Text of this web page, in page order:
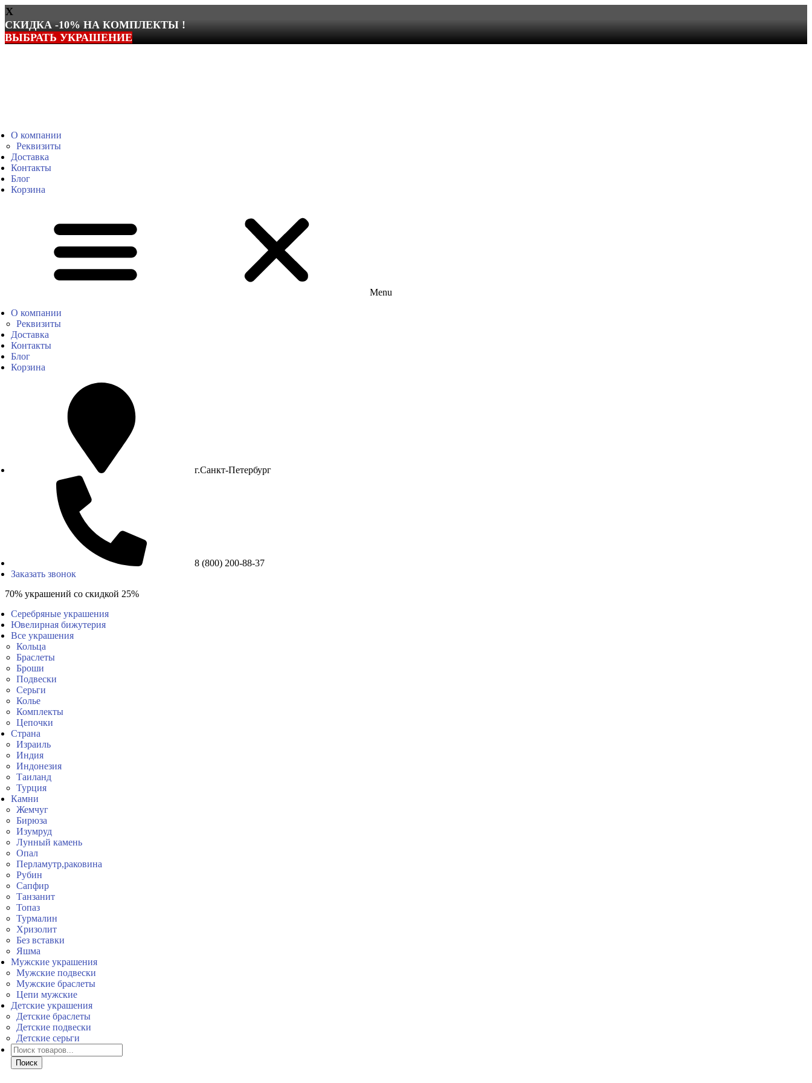
X
СКИДКА -10% НА КОМПЛЕКТЫ !
ВЫБРАТЬ УКРАШЕНИЕ
О компании
Реквизиты
Доставка
Контакты
Блог
Корзина
Menu
О компании
Реквизиты
Доставка
Контакты
Блог
Корзина
г.Санкт-Петербург
8 (800) 200-88-37
Заказать звонок
70% украшений со скидкой 25%
Серебряные украшения
Ювелирная бижутерия
Все украшения
Кольца
Браслеты
Броши
Подвески
Серьги
Колье
Комплекты
Цепочки
Страна
Израиль
Индия
Индонезия
Таиланд
Турция
Камни
Жемчуг
Бирюза
Изумруд
Лунный камень
Опал
Перламутр,раковина
Рубин
Сапфир
Танзанит
Топаз
Турмалин
Хризолит
Без вставки
Яшма
Мужские украшения
Мужские подвески
Мужские браслеты
Цепи мужские
Детские украшения
Детские браслеты
Детские подвески
Детские серьги
Поиск
товаров
Поиск